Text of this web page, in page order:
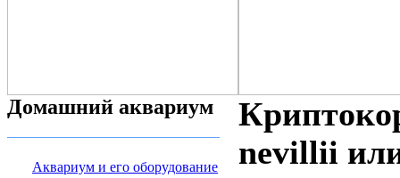
Домашний аквариум
Аквариум и его оборудование
nevillii